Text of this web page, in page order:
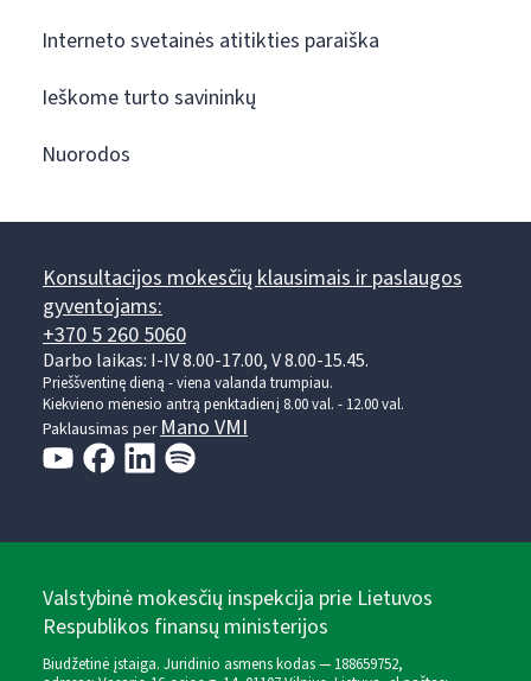
Interneto svetainės atitikties paraiška
Ieškome turto savininkų
Nuorodos
Konsultacijos mokesčių klausimais ir paslaugos
gyventojams:
+370 5 260 5060
Darbo laikas: I-IV 8.00-17.00, V 8.00-15.45.
Prieššventinę dieną - viena valanda trumpiau.
Kiekvieno mėnesio antrą penktadienį 8.00 val. - 12.00 val.
Paklausimas perMano VMI
Valstybinė mokesčių inspekcija prie Lietuvos
Respublikos finansų ministerijos
Biudžetinė įstaiga. Juridinio asmens kodas — 188659752,